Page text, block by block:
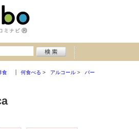
食 何食べる アルコール バー